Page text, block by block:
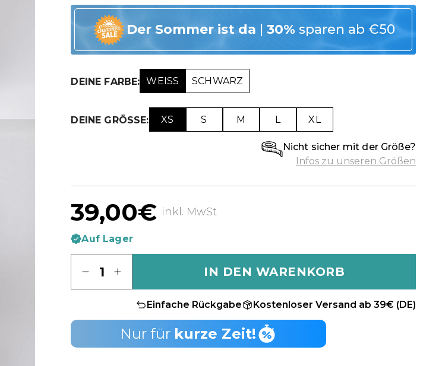
Der Sommer ist da |30% sparen ab €50
DEINE FARBE: WEISS SCHWARZ
DEINE GRÖSSE: XS S M L XL
Nicht sicher mit der Größe?
Infos zu unseren Größen
39,00€ inkl. MwSt
Auf Lager
IN DEN WARENKORB
Einfache Rückgabe Kostenloser Versand ab 39€ (DE)
Nur für kurze Zeit!